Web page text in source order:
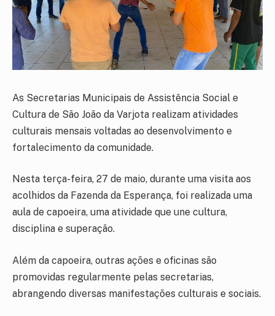
As Secretarias Municipais de Assistência Social e
Cultura de São João da Varjota realizam atividades
culturais mensais voltadas ao desenvolvimento e
fortalecimento da comunidade.
Nesta terça-feira, 27 de maio, durante uma visita aos
acolhidos da Fazenda da Esperança, foi realizada uma
aula de capoeira, uma atividade que une cultura,
disciplina e superação.
Além da capoeira, outras ações e oficinas são
promovidas regularmente pelas secretarias,
abrangendo diversas manifestações culturais e sociais.